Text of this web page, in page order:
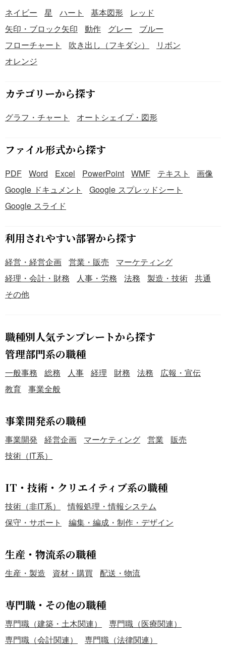
ネイビー 星 ハート 基本図形
レッド
矢印・ブロック矢印
動作 グレー
ブルー
フローチャート
吹き出し（フキダシ）
リボン
オレンジ
カテゴリーから探す
グラフ・チャート オートシェイプ・図形
ファイル形式から探す
PDF Word Excel PowerPoint WMF テキスト
画像
Google ドキュメント
Google スプレッドシート
Google スライド
利用されやすい部署から探す
経営・経営企画 営業・販売
マーケティング
経理・会計・財務
人事・労務 法務 製造・技術
共通
その他
職種別人気テンプレートから探す
管理部門系の職種
一般事務 総務 人事 経理 財務 法務
広報・宣伝
教育
事業全般
事業開発系の職種
事業開発 経営企画 マーケティング 営業
販売
技術（IT系）
IT・技術・クリエイティブ系の職種
技術（非IT系）
情報処理・情報システム
保守・サポート
編集・編成・制作・デザイン
生産・物流系の職種
生産・製造 資材・購買 配送・物流
専門職・その他の職種
専門職（建築・土木関連）
専門職（医療関連）
専門職（会計関連）
専門職（法律関連）